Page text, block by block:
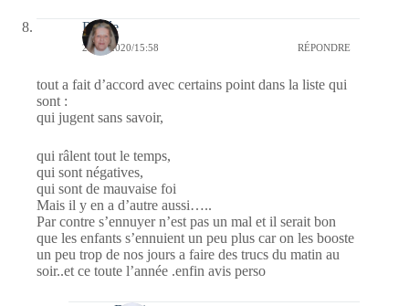
Renée
27/01/2020/15:58 RÉPONDRE
tout a fait d’accord avec certains point dans la liste qui
sont :
qui jugent sans savoir,
qui râlent tout le temps,
qui sont négatives,
qui sont de mauvaise foi
Mais il y en a d’autre aussi…..
Par contre s’ennuyer n’est pas un mal et il serait bon
que les enfants s’ennuient un peu plus car on les booste
un peu trop de nos jours a faire des trucs du matin au
soir..et ce toute l’année .enfin avis perso